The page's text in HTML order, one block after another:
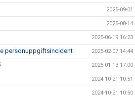
2025-09-01
2025-08-14
2025-06-19 16:23
personuppgiftsincident 2025-02-07 14:44
2025-01-13 17:00
2024-10-21 10:51
2024-10-21 10:50